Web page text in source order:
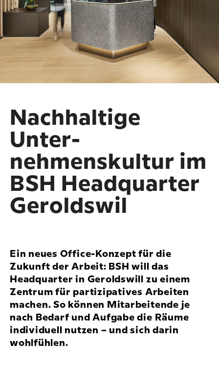
Nachhaltige
Unter-
nehmenskultur im
BSH Headquarter
Geroldswil
Ein neues Office-Konzept für die
Zukunft der Arbeit: BSH will das
Headquarter in Geroldswill zu einem
Zentrum für partizipatives Arbeiten
machen. So können Mitarbeitende je
nach Bedarf und Aufgabe die Räume
individuell nutzen – und sich darin
wohlfühlen.